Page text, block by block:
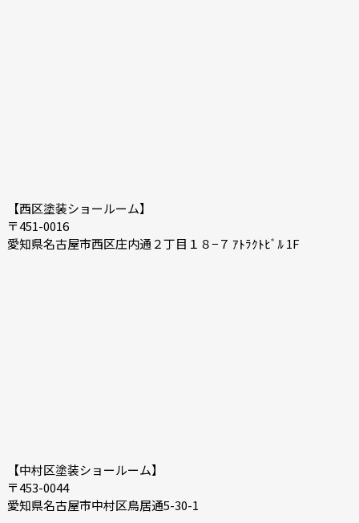
【西区塗装ショールーム】
〒451-0016
愛知県名古屋市西区庄内通２丁目１８−７ ｱﾄﾗｸﾄﾋﾞﾙ 1F
【中村区塗装ショールーム】
〒453-0044
愛知県名古屋市中村区鳥居通5-30-1